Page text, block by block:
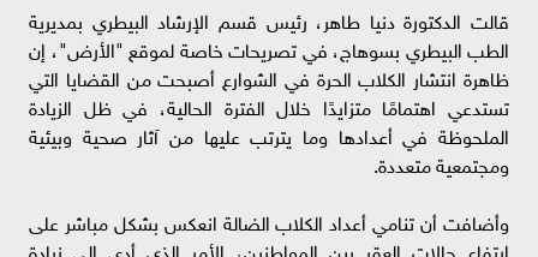
قالت الدكتورة دنيا طاهر، رئيس قسم الإرشاد البيطري بمديرية
الطب البيطري بسوهاج، في تصريحات خاصة لموقع "الأرض"، إن
ظاهرة انتشار الكلاب الحرة في الشوارع أصبحت من القضايا التي
تستدعي اهتمامًا متزايدًا خلال الفترة الحالية، في ظل الزيادة
الملحوظة في أعدادها وما يترتب عليها من آثار صحية وبيئية
ومجتمعية متعددة.
وأضافت أن تنامي أعداد الكلاب الضالة انعكس بشكل مباشر على
ارتفاع حالات العقر بين المواطنين، الأمر الذي أدى إلى زيادة